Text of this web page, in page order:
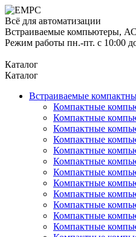
Всё для автоматизации
Встраиваемые компьютеры,
Режим работы пн.-пт. с 10:00
Каталог
Каталог
Встраиваемые
Компактные
Компактные
Компактные
Компактные
Компактные
Компактные
Компактные
Компактные
Компактные
Компактные
Компактные
Компактные